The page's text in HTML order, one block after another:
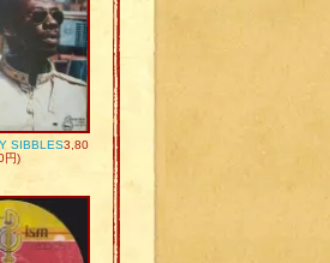
SIBBLES3,80
円)